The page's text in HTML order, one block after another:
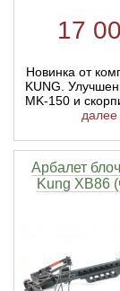
17
Новинка от
KUNG.
MK-150 и
далее
Арбалет
Kung XB86